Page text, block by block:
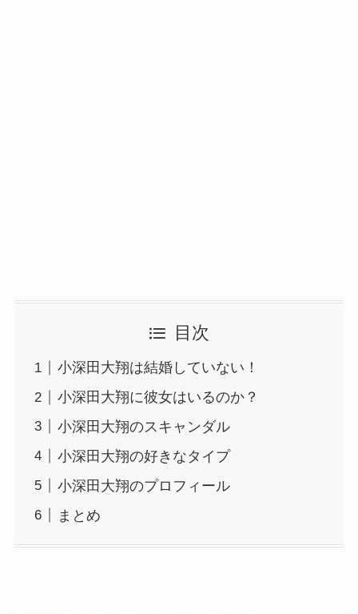
目次
小深田大翔は結婚していない！
小深田大翔に彼女はいるのか？
小深田大翔のスキャンダル
小深田大翔の好きなタイプ
小深田大翔のプロフィール
まとめ